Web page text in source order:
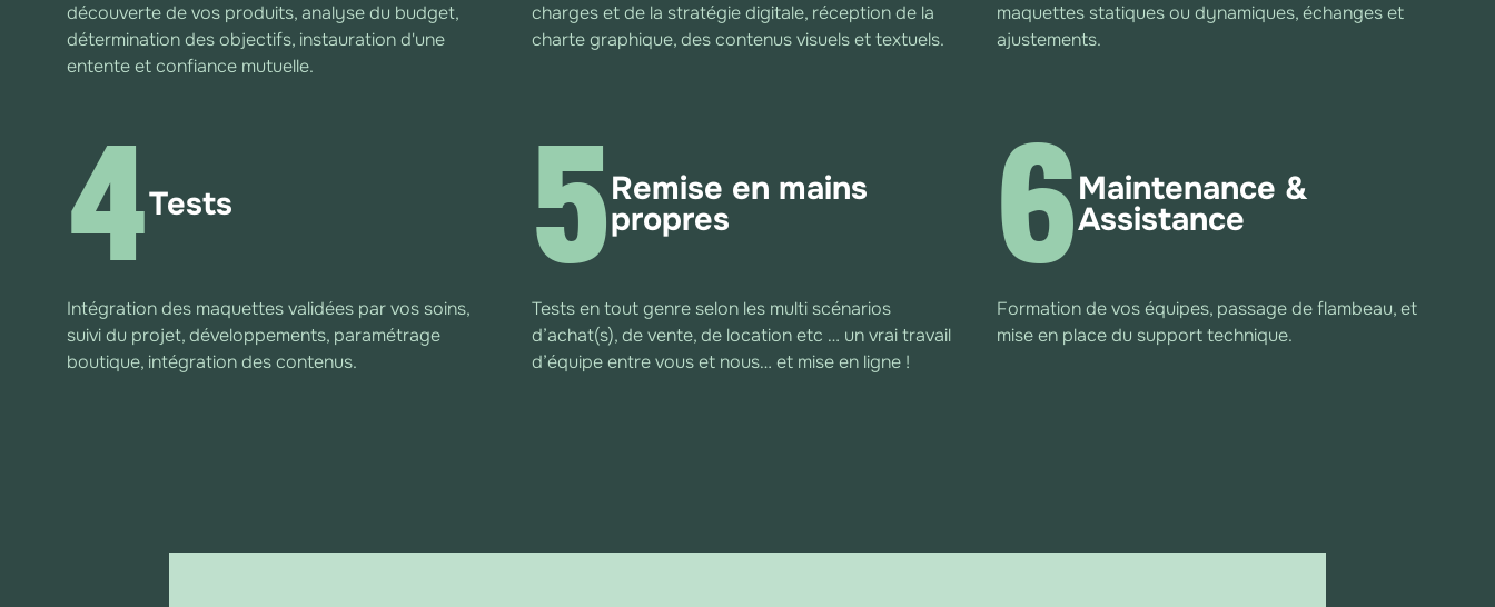
découverte de vos produits, analyse du budget,
détermination des objectifs, instauration d'une
entente et confiance mutuelle.
charges et de la stratégie digitale, réception de la
charte graphique, des contenus visuels et textuels.
maquettes statiques ou dynamiques, échanges et
ajustements.
4Tests
Intégration des maquettes validées par vos soins,
suivi du projet, développements, paramétrage
boutique, intégration des contenus.
5Remise en mains
propres
Tests en tout genre selon les multi scénarios
d’achat(s), de vente, de location etc … un vrai travail
d’équipe entre vous et nous… et mise en ligne !
6Maintenance &
Assistance
Formation de vos équipes, passage de flambeau, et
mise en place du support technique.